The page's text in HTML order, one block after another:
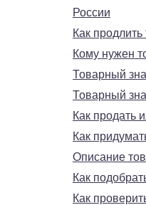
России
Как
Кому нужен
Товарный
Товарный
Как продать
Как
Описание
Как
Как